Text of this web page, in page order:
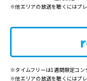
※他エリアの放送を聴くにはプ
※タイムフリーは1週間限定コン
※他エリアの放送を聴くにはプ